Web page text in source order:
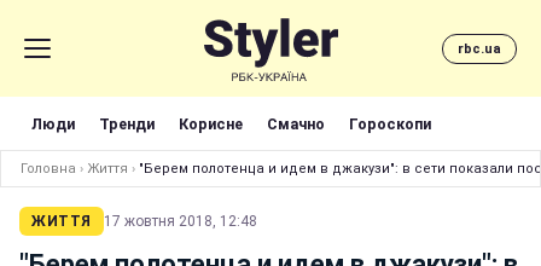
rbc.ua
Люди Тренди Корисне Смачно Гороскопи
Головна › Життя › "Берем полотенца и идем в джакузи": в сети показали
ЖИТТЯ 17 жовтня 2018, 12:48